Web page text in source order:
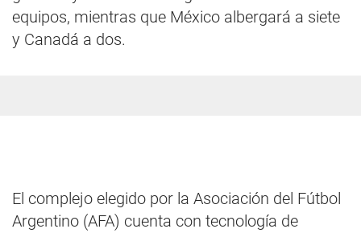
equipos, mientras que México albergará a siete
y Canadá a dos.
El complejo elegido por la Asociación del Fútbol
Argentino (AFA) cuenta con tecnología de